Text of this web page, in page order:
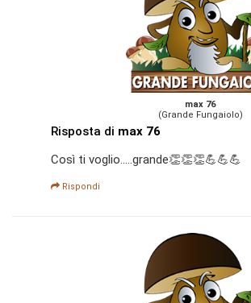
max 76
(Grande Fungaiolo)
Risposta di max 76
Così ti voglio.....grande👏👏👏💪💪💪
Rispondi